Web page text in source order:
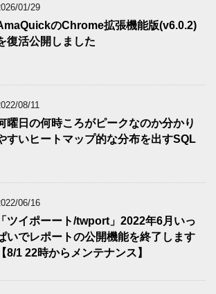
01/29
のChrome拡張機能版(v6.0.2)
復活公開しました
08/11
曜日の何時ころがピークなのか分かり
すいヒートマップ的な分布を出すSQL
06/16
「ツイポーート/twport」2022年6月いっ
いでレポートの公開機能を終了します
【8/1 22時からメンテナンス】